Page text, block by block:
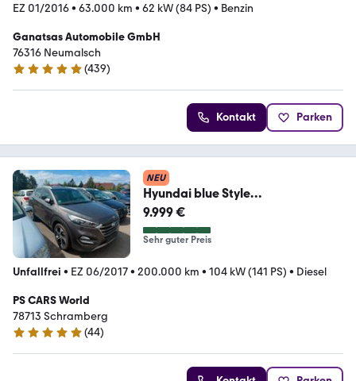
EZ 01/2016• 63.000 km • 62 kW (84 PS) • Benzin
Ganatsas Automobile GmbH
76316 Neumalsch
4.9 Sterne
(439)
Kontakt Parken
NEU
Hyundai blue Style
2WD*NAVI*KAMERA*AHK*TEMPO
MAT*MOTOR*
9.999 €
Sehr guter Preis
Unfallfrei • EZ 06/2017• 200.000 km • 104 kW (141 PS) • Diesel
PS CARS World
78713 Schramberg
4.8 Sterne
(44)